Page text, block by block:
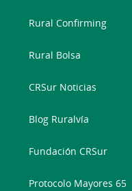
Rural Confirming
Rural Bolsa
CRSur Noticias
Blog Ruralvía
Fundación CRSur
Protocolo Mayores 65